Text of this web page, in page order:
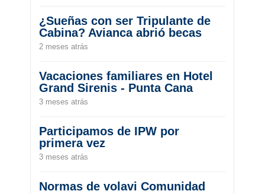
¿Sueñas con ser Tripulante de
Cabina? Avianca abrió becas
2 meses atrás
Vacaciones familiares en Hotel
Grand Sirenis - Punta Cana
3 meses atrás
Participamos de IPW por
primera vez
3 meses atrás
Normas de volavi Comunidad